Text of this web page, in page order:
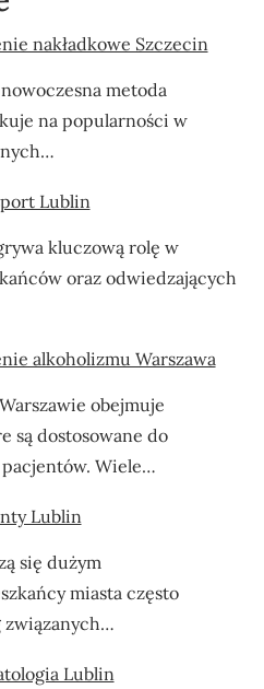
nakładkowe Szczecin
metoda
na popularności w
Lublin
kluczową rolę w
oraz odwiedzających
alkoholizmu Warszawa
obejmuje
są dostosowane do
Wiele…
Lublin
się dużym
miasta często
związanych…
Lublin